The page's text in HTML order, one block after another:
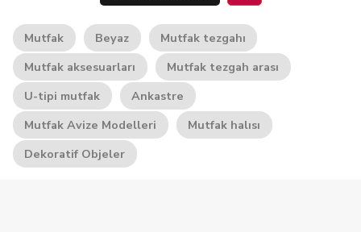
Mutfak Beyaz
Mutfak tezgahı
Mutfak aksesuarları
Mutfak tezgah arası
U-tipi mutfak
Ankastre
Mutfak Avize Modelleri
Mutfak halısı
Dekoratif Objeler